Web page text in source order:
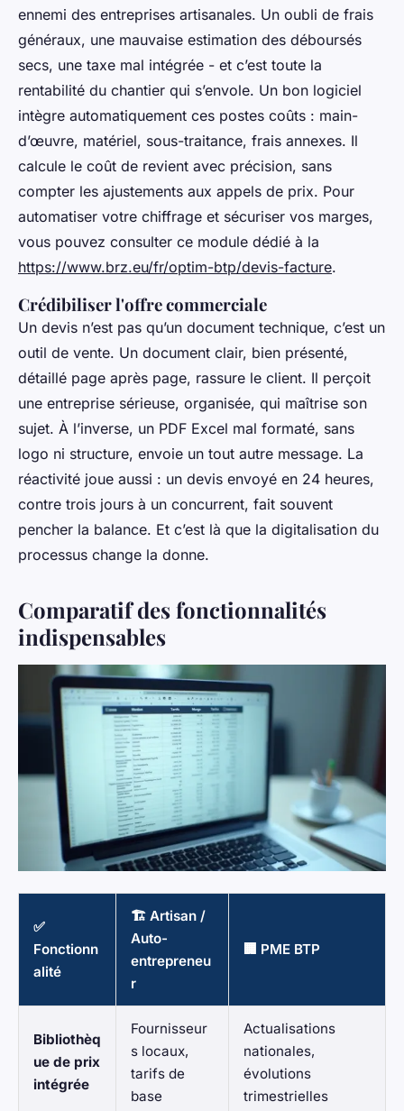
ennemi des entreprises artisanales. Un oubli de frais
généraux, une mauvaise estimation des déboursés
secs, une taxe mal intégrée - et c’est toute la
rentabilité du chantier qui s’envole. Un bon logiciel
intègre automatiquement ces postes coûts : main-
d’œuvre, matériel, sous-traitance, frais annexes. Il
calcule le coût de revient avec précision, sans
compter les ajustements aux appels de prix. Pour
automatiser votre chiffrage et sécuriser vos marges,
vous pouvez consulter ce module dédié à la
https://www.brz.eu/fr/optim-btp/devis-facture.
Crédibiliser l'offre commerciale
Un devis n’est pas qu’un document technique, c’est un
outil de vente. Un document clair, bien présenté,
détaillé page après page, rassure le client. Il perçoit
une entreprise sérieuse, organisée, qui maîtrise son
sujet. À l’inverse, un PDF Excel mal formaté, sans
logo ni structure, envoie un tout autre message. La
réactivité joue aussi : un devis envoyé en 24 heures,
contre trois jours à un concurrent, fait souvent
pencher la balance. Et c’est là que la digitalisation du
processus change la donne.
Comparatif des fonctionnalités
indispensables
✅
Fonctionn
alité
🏗️ Artisan /
Auto-
entrepreneu
r
🏢 PME BTP
Bibliothèq
ue de prix
intégrée
Fournisseur
s locaux,
tarifs de
base
Actualisations
nationales,
évolutions
trimestrielles